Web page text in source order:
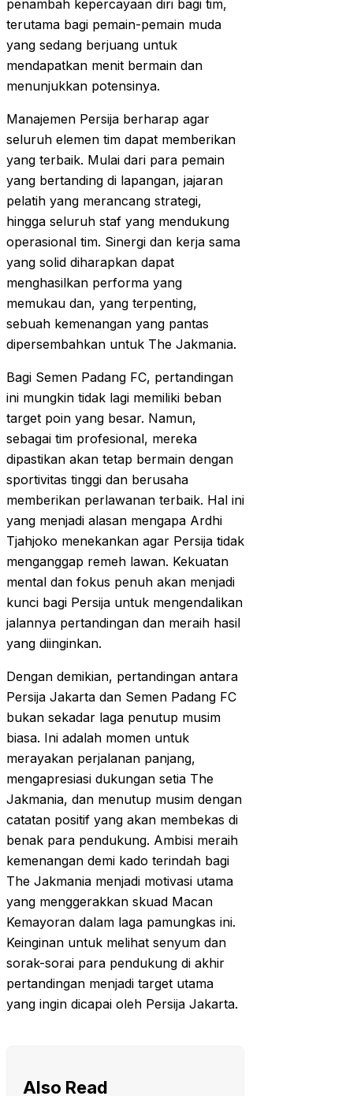
penambah kepercayaan diri bagi tim,
terutama bagi pemain-pemain muda
yang sedang berjuang untuk
mendapatkan menit bermain dan
menunjukkan potensinya.
Manajemen Persija berharap agar
seluruh elemen tim dapat memberikan
yang terbaik. Mulai dari para pemain
yang bertanding di lapangan, jajaran
pelatih yang merancang strategi,
hingga seluruh staf yang mendukung
operasional tim. Sinergi dan kerja sama
yang solid diharapkan dapat
menghasilkan performa yang
memukau dan, yang terpenting,
sebuah kemenangan yang pantas
dipersembahkan untuk The Jakmania.
Bagi Semen Padang FC, pertandingan
ini mungkin tidak lagi memiliki beban
target poin yang besar. Namun,
sebagai tim profesional, mereka
dipastikan akan tetap bermain dengan
sportivitas tinggi dan berusaha
memberikan perlawanan terbaik. Hal ini
yang menjadi alasan mengapa Ardhi
Tjahjoko menekankan agar Persija tidak
menganggap remeh lawan. Kekuatan
mental dan fokus penuh akan menjadi
kunci bagi Persija untuk mengendalikan
jalannya pertandingan dan meraih hasil
yang diinginkan.
Dengan demikian, pertandingan antara
Persija Jakarta dan Semen Padang FC
bukan sekadar laga penutup musim
biasa. Ini adalah momen untuk
merayakan perjalanan panjang,
mengapresiasi dukungan setia The
Jakmania, dan menutup musim dengan
catatan positif yang akan membekas di
benak para pendukung. Ambisi meraih
kemenangan demi kado terindah bagi
The Jakmania menjadi motivasi utama
yang menggerakkan skuad Macan
Kemayoran dalam laga pamungkas ini.
Keinginan untuk melihat senyum dan
sorak-sorai para pendukung di akhir
pertandingan menjadi target utama
yang ingin dicapai oleh Persija Jakarta.
Also Read